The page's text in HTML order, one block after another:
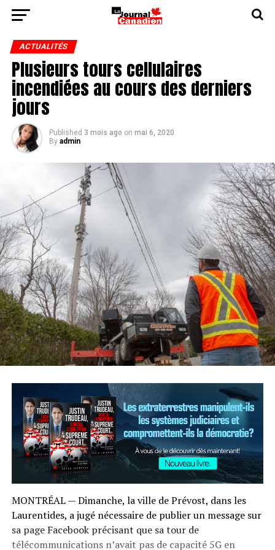
ACTUALITÉS
Plusieurs tours cellulaires
incendiées au cours des derniers
jours
Published 3 mois ago on mai 6, 2020
By admin
MONTRÉAL — Dimanche, la ville de Prévost, dans les
Laurentides, a jugé nécessaire de publier un message sur
sa page Facebook précisant que sa tour de
télécommunications n’avait pas de capacité 5G en